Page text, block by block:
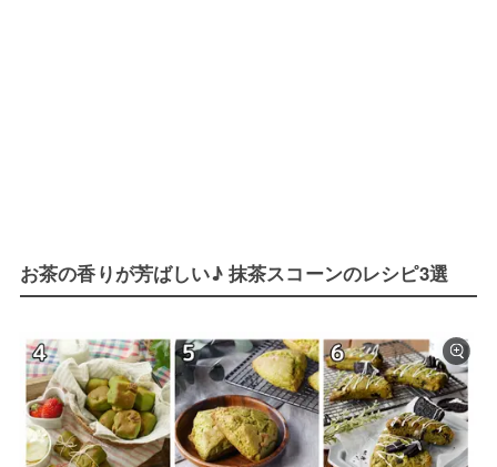
お茶の香りが芳ばしい♪ 抹茶スコーンのレシピ3選